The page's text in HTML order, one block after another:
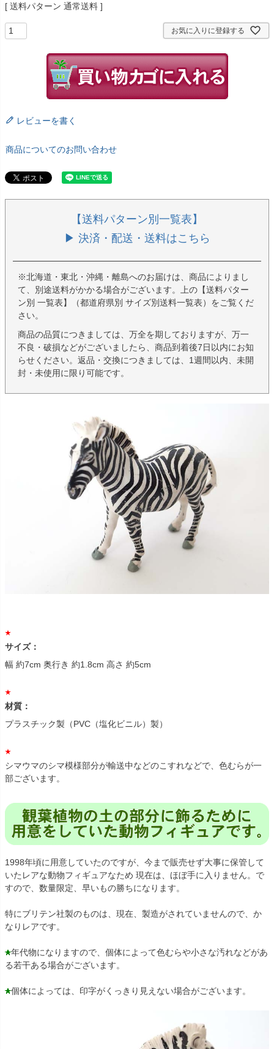
送料パターン 通常送料
お気に入りに登録する
レビューを書く
商品についてのお問い合わせ
【送料パターン別一覧表】
▶ 決済・配送・送料はこちら
※北海道・東北・沖縄・離島へのお届けは、商品によりまし
て、別途送料がかかる場合がございます。上の【送料パター
ン別 一覧表】（都道府県別 サイズ別送料一覧表）をご覧くだ
さい。
商品の品質につきましては、万全を期しておりますが、万一
不良・破損などがございましたら、商品到着後7日以内にお知
らせください。返品・交換につきましては、1週間以内、未開
封・未使用に限り可能です。
サイズ：
幅 約7cm 奥行き 約1.8cm 高さ 約5cm
材質：
プラスチック製（PVC（塩化ビニル）製）
シマウマのシマ模様部分が輸送中などのこすれなどで、色むらが一
部ございます。
1998年頃に用意していたのですが、今まで販売せず大事に保管して
いたレアな動物フィギュアなため 現在は、ほぼ手に入りません。で
すので、数量限定、早いもの勝ちになります。
特にブリテン社製のものは、現在、製造がされていませんので、か
なりレアです。
年代物になりますので、個体によって色むらや小さな汚れなどがあ
る若干ある場合がございます。
個体によっては、印字がくっきり見えない場合がございます。